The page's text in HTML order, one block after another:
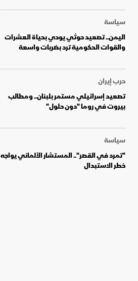
سياسة
اليمن.. تصعيد حوثي يودي بحياة العشرات
والقوات الحكومية ترد بضربات واسعة
حرب إيران
تصعيد إسرائيلي مستمر بلبنان.. ومطالب
بيروت في روما "دون حلول"
سياسة
"تمرد في القصر".. المستشار الألماني يواجه
خطر الاستبدال